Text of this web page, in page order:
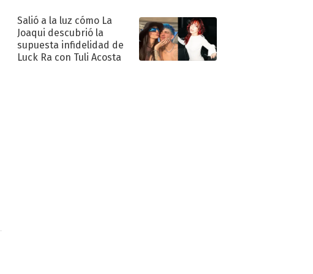
sentimental
Salió a la luz cómo La
Joaqui descubrió la
supuesta infidelidad de
Luck Ra con Tuli Acosta